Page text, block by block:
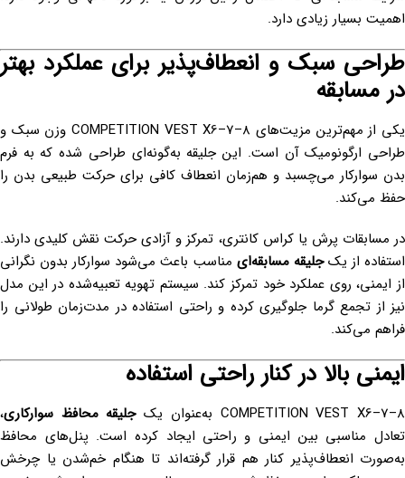
اهمیت بسیار زیادی دارد.
طراحی سبک و انعطاف‌پذیر برای عملکرد بهتر
در مسابقه
یکی از مهم‌ترین مزیت‌های COMPETITION VEST X6–7–8 وزن سبک و
طراحی ارگونومیک آن است. این جلیقه به‌گونه‌ای طراحی شده که به فرم
بدن سوارکار می‌چسبد و هم‌زمان انعطاف کافی برای حرکت طبیعی بدن را
حفظ می‌کند.
در مسابقات پرش یا کراس کانتری، تمرکز و آزادی حرکت نقش کلیدی دارند.
استفاده از یکجلیقه مسابقه‌ای مناسب باعث می‌شود سوارکار بدون نگرانی
از ایمنی، روی عملکرد خود تمرکز کند. سیستم تهویه تعبیه‌شده در این مدل
نیز از تجمع گرما جلوگیری کرده و راحتی استفاده در مدت‌زمان طولانی را
فراهم می‌کند.
ایمنی بالا در کنار راحتی استفاده
COMPETITION VEST X6–7–8 به‌عنوان یک جلیقه محافظ سوارکاری،
تعادل مناسبی بین ایمنی و راحتی ایجاد کرده است. پنل‌های محافظ
به‌صورت انعطاف‌پذیر کنار هم قرار گرفته‌اند تا هنگام خم‌شدن یا چرخش